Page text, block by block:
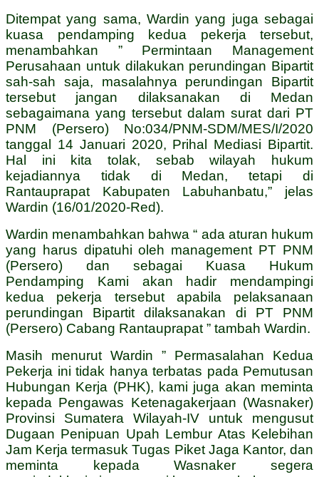
Ditempat yang sama, Wardin yang juga sebagai
kuasa pendamping kedua pekerja tersebut,
menambahkan ” Permintaan Management
Perusahaan untuk dilakukan perundingan Bipartit
sah-sah saja, masalahnya perundingan Bipartit
tersebut jangan dilaksanakan di Medan
sebagaimana yang tersebut dalam surat dari PT
PNM (Persero) No:034/PNM-SDM/MES/I/2020
tanggal 14 Januari 2020, Prihal Mediasi Bipartit.
Hal ini kita tolak, sebab wilayah hukum
kejadiannya tidak di Medan, tetapi di
Rantauprapat Kabupaten Labuhanbatu,” jelas
Wardin (16/01/2020-Red).
Wardin menambahkan bahwa “ ada aturan hukum
yang harus dipatuhi oleh management PT PNM
(Persero) dan sebagai Kuasa Hukum
Pendamping Kami akan hadir mendampingi
kedua pekerja tersebut apabila pelaksanaan
perundingan Bipartit dilaksanakan di PT PNM
(Persero) Cabang Rantauprapat ” tambah Wardin.
Masih menurut Wardin ” Permasalahan Kedua
Pekerja ini tidak hanya terbatas pada Pemutusan
Hubungan Kerja (PHK), kami juga akan meminta
kepada Pengawas Ketenagakerjaan (Wasnaker)
Provinsi Sumatera Wilayah-IV untuk mengusut
Dugaan Penipuan Upah Lembur Atas Kelebihan
Jam Kerja termasuk Tugas Piket Jaga Kantor, dan
meminta kepada Wasnaker segera